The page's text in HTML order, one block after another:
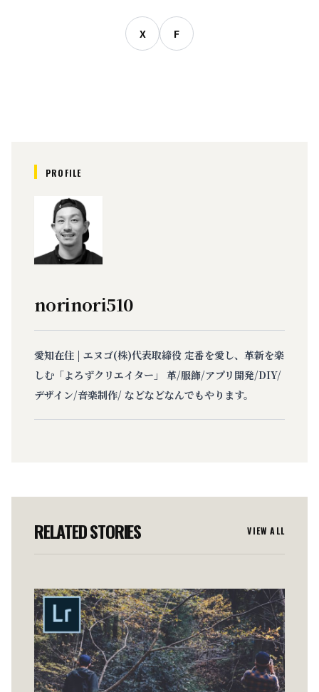
X F
PROFILE
norinori510
愛知在住 | エヌゴ(株)代表取締役 定番を愛し、革新を楽
しむ「よろずクリエイター」 革/服飾/アプリ開発/DIY/
デザイン/音楽制作/ などなどなんでもやります。
RELATED STORIES VIEW ALL